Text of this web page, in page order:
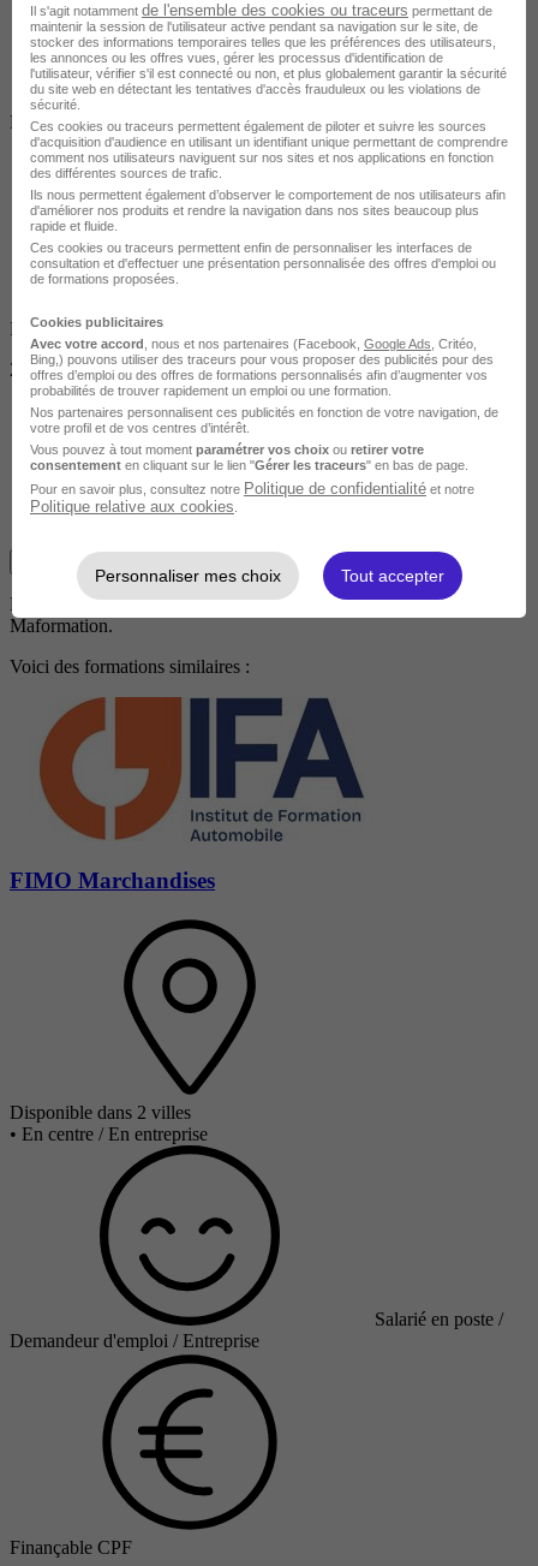
Salarié en poste /
Demandeur d'emploi / Entreprise
Finançable CPF
2390 €
Je m'informe gratuitement
Malheureusement, vous ne pouvez pas contacter ce centre via
Maformation.
Voici des formations similaires :
FIMO Marchandises
Disponible dans 2 villes
• En centre / En entreprise
Salarié en poste /
Demandeur d'emploi / Entreprise
Finançable CPF
Il s'agit notamment de l'ensemble des cookies ou traceurs permettant de
maintenir la session de l'utilisateur active pendant sa navigation sur le site, de
stocker des informations temporaires telles que les préférences des utilisateurs,
les annonces ou les offres vues, gérer les processus d'identification de
l'utilisateur, vérifier s'il est connecté ou non, et plus globalement garantir la sécurité
du site web en détectant les tentatives d'accès frauduleux ou les violations de
sécurité.
Ces cookies ou traceurs permettent également de piloter et suivre les sources
d'acquisition d'audience en utilisant un identifiant unique permettant de comprendre
comment nos utilisateurs naviguent sur nos sites et nos applications en fonction
des différentes sources de trafic.
Ils nous permettent également d’observer le comportement de nos utilisateurs afin
d'améliorer nos produits et rendre la navigation dans nos sites beaucoup plus
rapide et fluide.
Ces cookies ou traceurs permettent enfin de personnaliser les interfaces de
consultation et d'effectuer une présentation personnalisée des offres d'emploi ou
de formations proposées.
Cookies publicitaires
Avec votre accord , nous et nos partenaires (Facebook, Google Ads , Critéo,
Bing,) pouvons utiliser des traceurs pour vous proposer des publicités pour des
offres d’emploi ou des offres de formations personnalisés afin d’augmenter vos
probabilités de trouver rapidement un emploi ou une formation.
Nos partenaires personnalisent ces publicités en fonction de votre navigation, de
votre profil et de vos centres d’intérêt.
Vous pouvez à tout moment paramétrer vos choix ou retirer votre
consentement en cliquant sur le lien "Gérer les traceurs" en bas de page.
Pour en savoir plus, consultez notre Politique de confidentialité et notre
Politique relative aux cookies
Personnaliser mes choix Tout accepter